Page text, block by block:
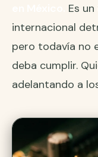
Es
internacional
pero todavía no
deba cumplir.
adelantando a